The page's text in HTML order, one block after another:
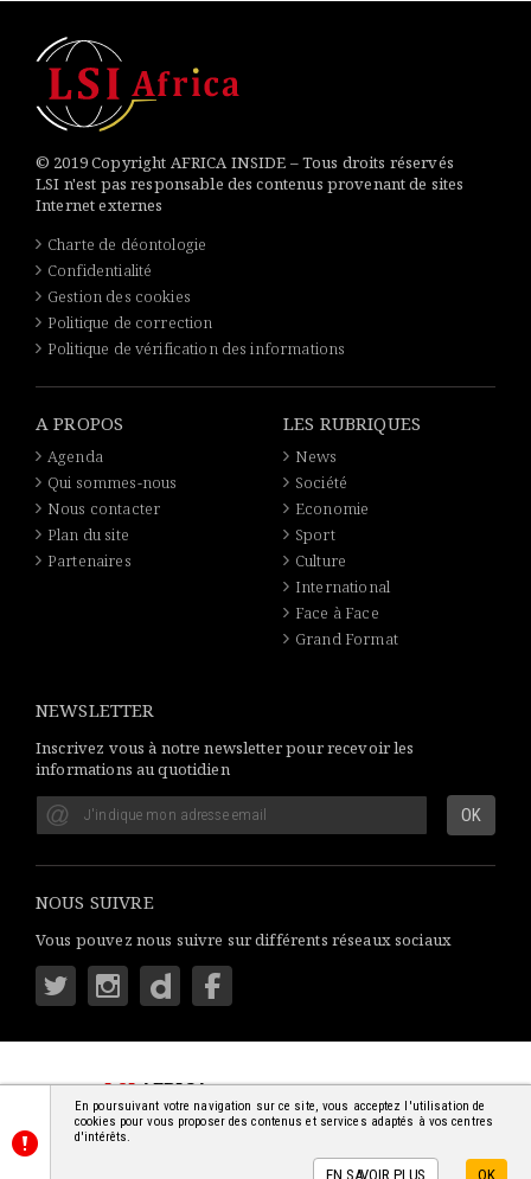
© 2019 Copyright AFRICA INSIDE – Tous droits réservés
LSI n'est pas responsable des contenus provenant de sites
Internet externes
Charte de déontologie
Confidentialité
Gestion des cookies
Politique de correction
Politique de vérification des informations
A PROPOS
Agenda
Qui sommes-nous
Nous contacter
Plan du site
Partenaires
LES RUBRIQUES
News
Société
Economie
Sport
Culture
International
Face à Face
Grand Format
NEWSLETTER
Inscrivez vous à notre newsletter pour recevoir les
informations au quotidien
NOUS SUIVRE
Vous pouvez nous suivre sur différents réseaux sociaux
LSIAFRICA: S'INFORMER SIMPLEMENT
© 2018-2026 - TOUS DROITS RÉSERVÉS
En poursuivant votre navigation sur ce site, vous acceptez l'utilisation de
cookies pour vous proposer des contenus et services adaptés à vos centres
d'intérêts.
EN SAVOIR PLUS OK